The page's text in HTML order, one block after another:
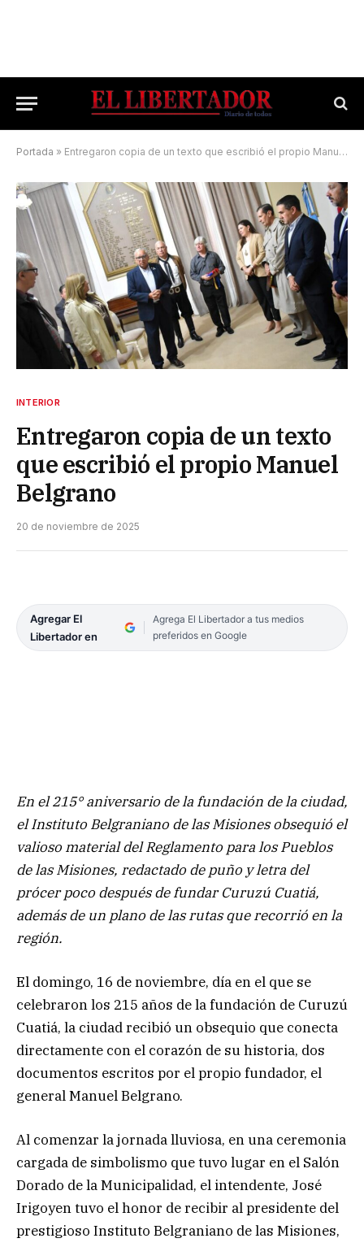
Portada » Entregaron copia de un texto que escribió el propio Manuel Belgrano
INTERIOR
Entregaron copia de un texto
que escribió el propio Manuel
Belgrano
20 de noviembre de 2025
Agregar El
Libertador en
Agrega El Libertador a tus medios
preferidos en Google
En el 215° aniversario de la fundación de la ciudad,
el Instituto Belgraniano de las Misiones obsequió el
valioso material del Reglamento para los Pueblos
de las Misiones, redactado de puño y letra del
prócer poco después de fundar Curuzú Cuatiá,
además de un plano de las rutas que recorrió en la
región.
El domingo, 16 de noviembre, día en el que se
celebraron los 215 años de la fundación de Curuzú
Cuatiá, la ciudad recibió un obsequio que conecta
directamente con el corazón de su historia, dos
documentos escritos por el propio fundador, el
general Manuel Belgrano.
Al comenzar la jornada lluviosa, en una ceremonia
cargada de simbolismo que tuvo lugar en el Salón
Dorado de la Municipalidad, el intendente, José
Irigoyen tuvo el honor de recibir al presidente del
prestigioso Instituto Belgraniano de las Misiones,